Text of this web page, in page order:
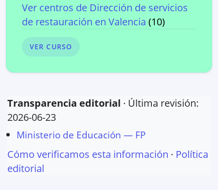
Ver centros de Dirección de servicios
de restauración en Valencia (10)
VER CURSO
Transparencia editorial · Última revisión:
2026-06-23
Ministerio de Educación — FP
Cómo verificamos esta información · Política
editorial